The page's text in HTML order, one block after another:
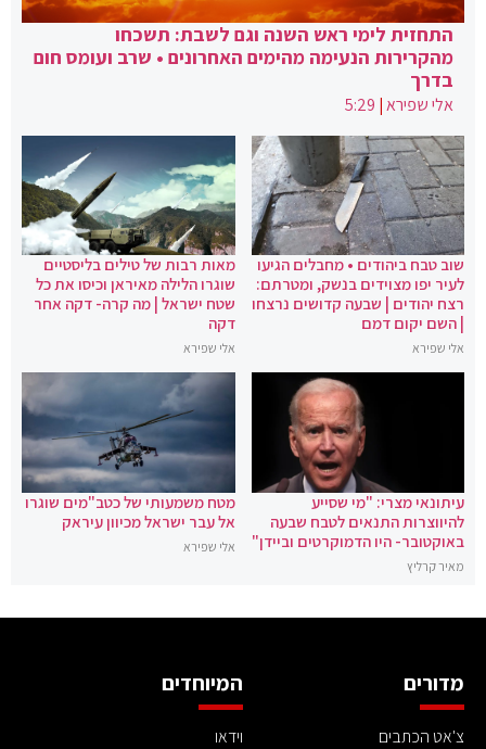
התחזית לימי ראש השנה וגם לשבת: תשכחו
מהקרירות הנעימה מהימים האחרונים • שרב ועומס חום
בדרך
אלי שפירא|
5:29
שוב טבח ביהודים • מחבלים הגיעו
לעיר יפו מצוידים בנשק, ומטרתם:
רצח יהודים | שבעה קדושים נרצחו
| השם יקום דמם
אלי שפירא
מאות רבות של טילים בליסטיים
שוגרו הלילה מאיראן וכיסו את כל
שטח ישראל | מה קרה- דקה אחר
דקה
אלי שפירא
עיתונאי מצרי: "מי שסייע
להיווצרות התנאים לטבח שבעה
באוקטובר- היו הדמוקרטים וביידן"
מאיר קרליץ
מטח משמעותי של כטב"מים שוגרו
אל עבר ישראל מכיוון עיראק
אלי שפירא
מדורים
צ'אט הכתבים
המיוחדים
וידאו